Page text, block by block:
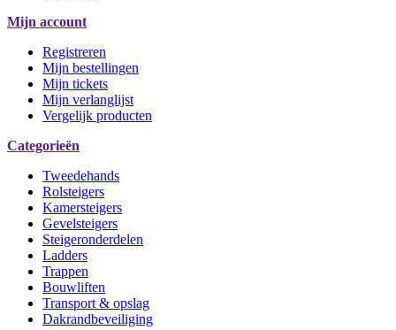
Mijn account
Registreren
Mijn bestellingen
Mijn tickets
Mijn verlanglijst
Vergelijk producten
Categorieën
Tweedehands
Rolsteigers
Kamersteigers
Gevelsteigers
Steigeronderdelen
Ladders
Trappen
Bouwliften
Transport & opslag
Dakrandbeveiliging